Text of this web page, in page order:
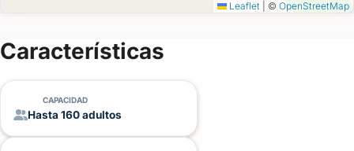
personalizado y empezar a planificar tu fiesta en Chacra La
Leaflet © OpenStreetMap
Características
CAPACIDAD
Hasta 160 adultos